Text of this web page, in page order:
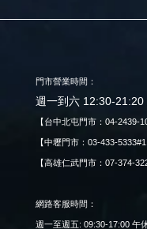
門市營業時間：
週一到六 12:30-
【台中北屯門市：04-2439-
【中壢門市：03-433-
【高雄仁武門市：07-374-
網路客服時間：
週一至週五: 09:30-17:00 午